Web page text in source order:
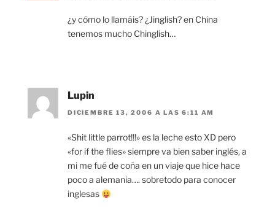
¿y cómo lo llamáis? ¿Jinglish? en China
tenemos mucho Chinglish…
Lupin
DICIEMBRE 13, 2006 A LAS 6:11 AM
«Shit little parrot!!!» es la leche esto XD pero
«for if the flies» siempre va bien saber inglés, a
mi me fué de coña en un viaje que hice hace
poco a alemania…. sobretodo para conocer
inglesas